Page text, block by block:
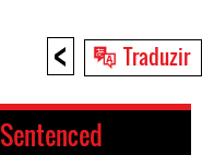
< Traduzir
Sentenced